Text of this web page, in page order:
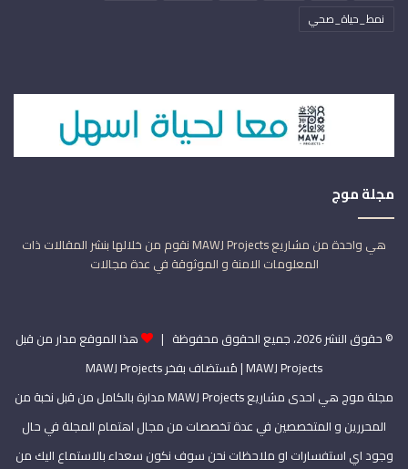
نمط_حياة_صحي
مجلة موج
هي واحدة من مشاريع MAWJ Projects نقوم من خلالها بنشر المقالات ذات
المعلومات الامنة و الموثوقة في عدة مجالات
© حقوق النشر 2026، جميع الحقوق محفوظة |
هذا الموقع مدار من قبل
MAWJ Projects | مُستضاف بفخرMAWJ Projects
مجلة موج هي احدى مشاريع MAWJ Projects مدارة بالكامل من قبل نخبة من
المحررين و المتخصصين في عدة تخصصات من مجال اهتمام المجلة في حال
وجود اي استفسارات او ملاحظات نحن سوف نكون سعداء بالاستماع اليك من